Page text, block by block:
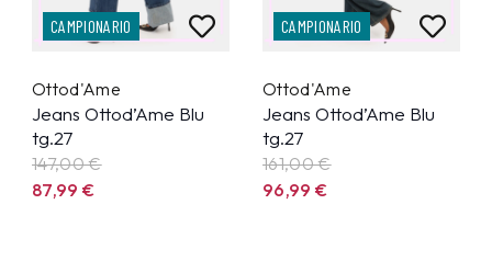
CAMPIONARIO
Ottod'Ame
Jeans Ottod’Ame Blu
tg.27
147,00 €
87,99€
CAMPIONARIO
Ottod'Ame
Jeans Ottod’Ame Blu
tg.27
161,00 €
96,99€